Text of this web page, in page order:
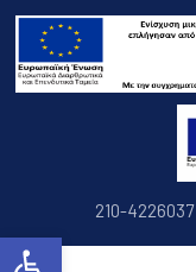
Ανοίξτε τη γραμμή εργαλείων
210-4226037